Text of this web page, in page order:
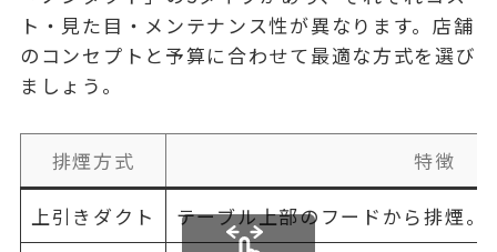
ト・見た目・メンテナンス性が異なります。店舗
のコンセプトと予算に合わせて最適な方式を選び
ましょう。
排煙方式
特徴
上引きダクト
テーブル上部のフードから排煙。